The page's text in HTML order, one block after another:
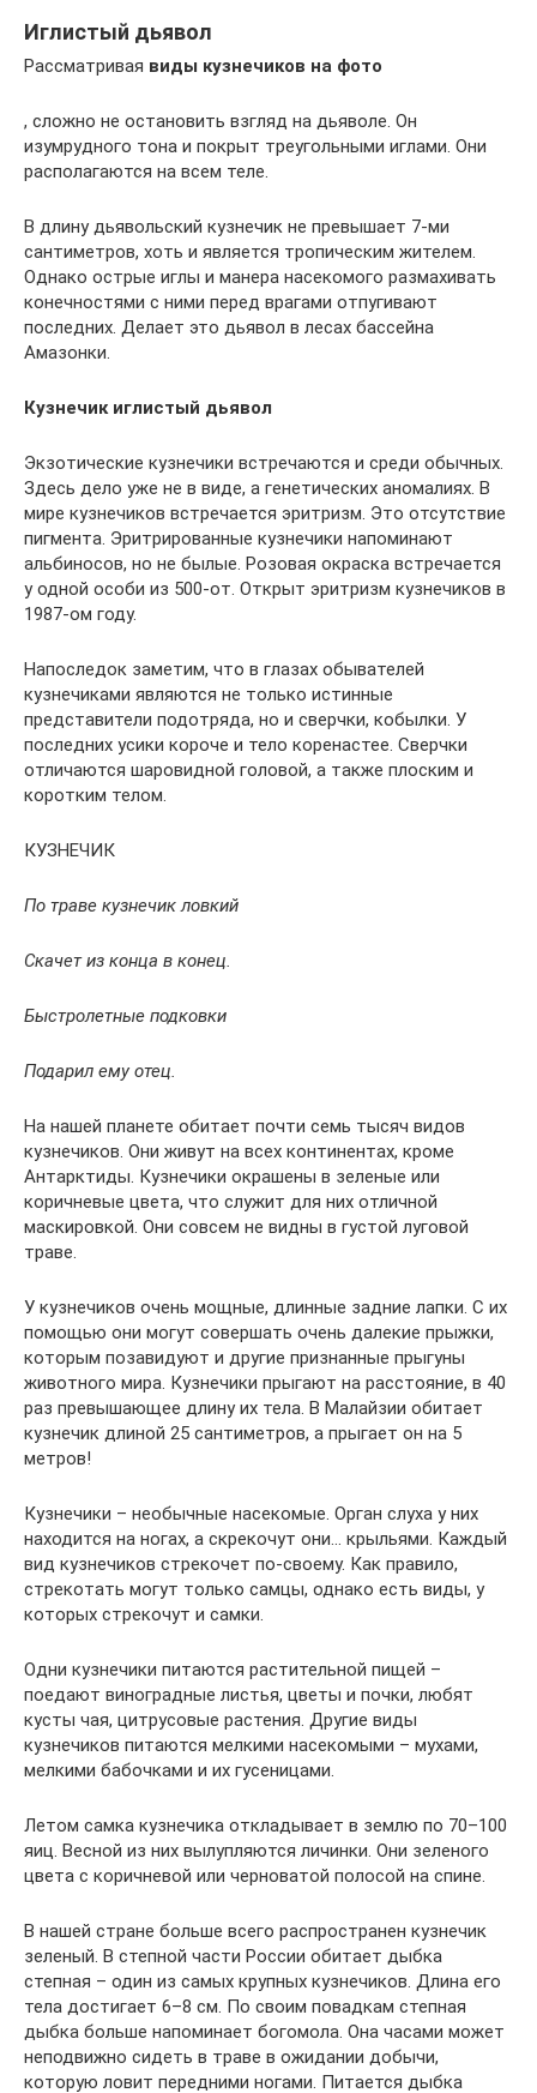
Иглистый дьявол
Рассматривая виды кузнечиков на фото
, сложно не остановить взгляд на дьяволе. Он
изумрудного тона и покрыт треугольными иглами. Они
располагаются на всем теле.
В длину дьявольский кузнечик не превышает 7-ми
сантиметров, хоть и является тропическим жителем.
Однако острые иглы и манера насекомого размахивать
конечностями с ними перед врагами отпугивают
последних. Делает это дьявол в лесах бассейна
Амазонки.
Кузнечик иглистый дьявол
Экзотические кузнечики встречаются и среди обычных.
Здесь дело уже не в виде, а генетических аномалиях. В
мире кузнечиков встречается эритризм. Это отсутствие
пигмента. Эритрированные кузнечики напоминают
альбиносов, но не былые. Розовая окраска встречается
у одной особи из 500-от. Открыт эритризм кузнечиков в
1987-ом году.
Напоследок заметим, что в глазах обывателей
кузнечиками являются не только истинные
представители подотряда, но и сверчки, кобылки. У
последних усики короче и тело коренастее. Сверчки
отличаются шаровидной головой, а также плоским и
коротким телом.
КУЗНЕЧИК
По траве кузнечик ловкий
Скачет из конца в конец.
Быстролетные подковки
Подарил ему отец.
На нашей планете обитает почти семь тысяч видов
кузнечиков. Они живут на всех континентах, кроме
Антарктиды. Кузнечики окрашены в зеленые или
коричневые цвета, что служит для них отличной
маскировкой. Они совсем не видны в густой луговой
траве.
У кузнечиков очень мощные, длинные задние лапки. С их
помощью они могут совершать очень далекие прыжки,
которым позавидуют и другие признанные прыгуны
животного мира. Кузнечики прыгают на расстояние, в 40
раз превышающее длину их тела. В Малайзии обитает
кузнечик длиной 25 сантиметров, а прыгает он на 5
метров!
Кузнечики – необычные насекомые. Орган слуха у них
находится на ногах, а скрекочут они… крыльями. Каждый
вид кузнечиков стрекочет по-своему. Как правило,
стрекотать могут только самцы, однако есть виды, у
которых стрекочут и самки.
Одни кузнечики питаются растительной пищей –
поедают виноградные листья, цветы и почки, любят
кусты чая, цитрусовые растения. Другие виды
кузнечиков питаются мелкими насекомыми – мухами,
мелкими бабочками и их гусеницами.
Летом самка кузнечика откладывает в землю по 70–100
яиц. Весной из них вылупляются личинки. Они зеленого
цвета с коричневой или черноватой полосой на спине.
В нашей стране больше всего распространен кузнечик
зеленый. В степной части России обитает дыбка
степная – один из самых крупных кузнечиков. Длина его
тела достигает 6–8 см. По своим повадкам степная
дыбка больше напоминает богомола. Она часами может
неподвижно сидеть в траве в ожидании добычи,
которую ловит передними ногами. Питается дыбка